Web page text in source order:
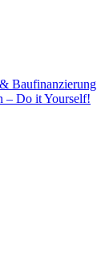
Baufinanzierung
– Do it Yourself!